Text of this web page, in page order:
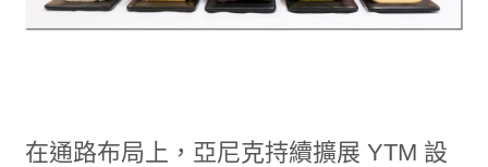
在通路布局上，亞尼克持續擴展 YTM 設